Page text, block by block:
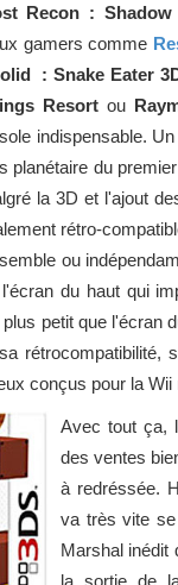
Recon : Shadow
gamers comme
: Snake Eater
Resort ou
indispensable.
planétaire du
la 3D et l'ajout
rétro-
ou
du haut qui
petit que
rétrocompatibilité,
conçus pour la
Avec tout ça,
des ventes
à redréssée.
va très vite
Marshal inédit
la sortie de